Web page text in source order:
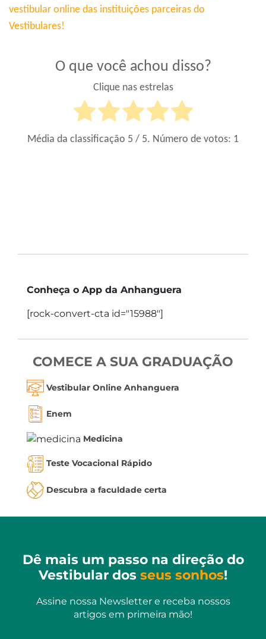
vestibular online das instituições parceiras do
Vestibulares!
O que você achou disso?
Clique nas estrelas
Média da classificação 5 / 5. Número de votos: 1
Conheça o App da Anhanguera
[rock-convert-cta id="15988"]
COMECE A SUA GRADUAÇÃO
Vestibular Online Anhanguera
Enem
Medicina
Teste Vocacional Rápido
Descubra a faculdade certa
Dê mais um passo na direção do
Vestibular dos seus sonhos!
Assine nossa Newsletter e receba nossos
artigos em primeira mão!